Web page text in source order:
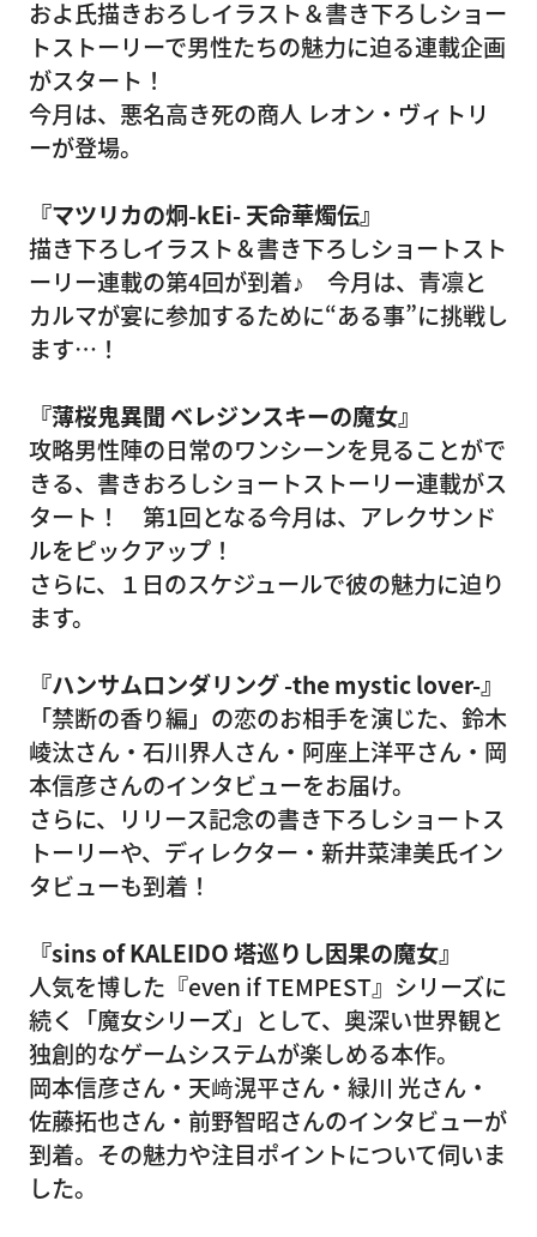
およ氏描きおろしイラスト＆書き下ろしショー
トストーリーで男性たちの魅力に迫る連載企画
がスタート！
今月は、悪名高き死の商人 レオン・ヴィトリ
ーが登場。
『マツリカの炯-kEi- 天命華燭伝』
描き下ろしイラスト＆書き下ろしショートスト
ーリー連載の第4回が到着♪ 今月は、青凛と
カルマが宴に参加するために“ある事”に挑戦し
ます…！
『薄桜鬼異聞 ベレジンスキーの魔女』
攻略男性陣の日常のワンシーンを見ることがで
きる、書きおろしショートストーリー連載がス
タート！ 第1回となる今月は、アレクサンド
ルをピックアップ！
さらに、１日のスケジュールで彼の魅力に迫り
ます。
『ハンサムロンダリング -the mystic lover-』
「禁断の香り編」の恋のお相手を演じた、鈴木
崚汰さん・石川界人さん・阿座上洋平さん・岡
本信彦さんのインタビューをお届け。
さらに、リリース記念の書き下ろしショートス
トーリーや、ディレクター・新井菜津美氏イン
タビューも到着！
『sins of KALEIDO 塔巡りし因果の魔女』
人気を博した『even if TEMPEST』シリーズに
続く「魔女シリーズ」として、奥深い世界観と
独創的なゲームシステムが楽しめる本作。
岡本信彦さん・天﨑滉平さん・緑川 光さん・
佐藤拓也さん・前野智昭さんのインタビューが
到着。その魅力や注目ポイントについて伺いま
した。